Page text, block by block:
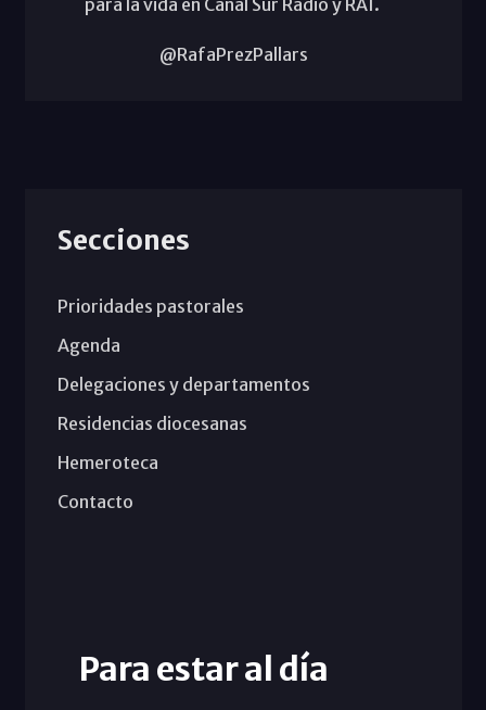
@RafaPrezPallars
Secciones
Prioridades pastorales
Agenda
Delegaciones y departamentos
Residencias diocesanas
Hemeroteca
Contacto
Para estar al día